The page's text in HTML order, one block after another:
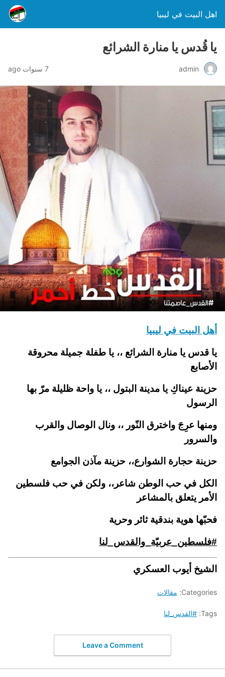
اهل البيت في ليبيا
يا قُدس يا منارة الشرائع
admin 7 سنوات ago
أهل البيت في ليبيا
يا قدس يا منارة الشرائع ،، يا طفلة جميلة محروقة
الأصابع
حزينة عيناكِ يا مدينة البتول ،، يا واحة ظليلة مرّ بها
الرسول
ومنها عرِجَ واخترق النّور ،، ونال الوصال والقرب
والسرور
حزينة حجارة الشوارع،، حزينة مآذن الجوامع
الكل في حب الوطن شاعر،، ولكن في حب فلسطين
الأمر يتعلق بالمشاعر
فحبّها هوية بندقية ثائر وحرية
#فلسطين_عربيّة_والقدس_لنا
الشيخ أيوب العسكري
Categories: مقالات
Tags: #القدس_لنا
Leave a Comment